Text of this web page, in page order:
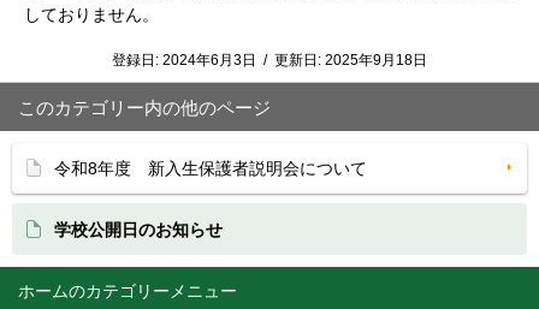
ホーム
しておりません。
登録日: 2024年6月3日 / 更新日: 2025年9月18日
このカテゴリー内の他のページ
令和8年度 新入生保護者説明会について
学校公開日のお知らせ